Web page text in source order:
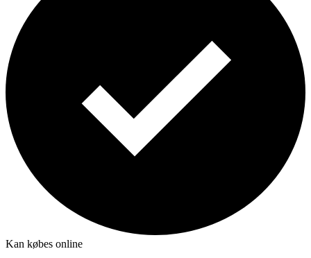
Kan købes online